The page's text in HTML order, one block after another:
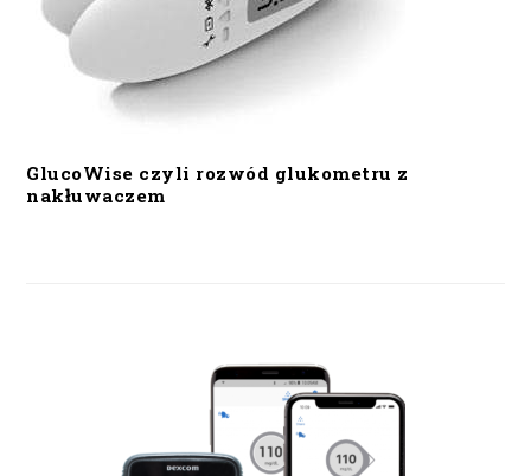
GlucoWise czyli rozwód glukometru z
nakłuwaczem